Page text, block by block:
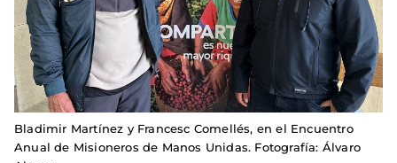
Bladimir Martínez y Francesc Comellés, en el Encuentro
Anual de Misioneros de Manos Unidas. Fotografía: Álvaro